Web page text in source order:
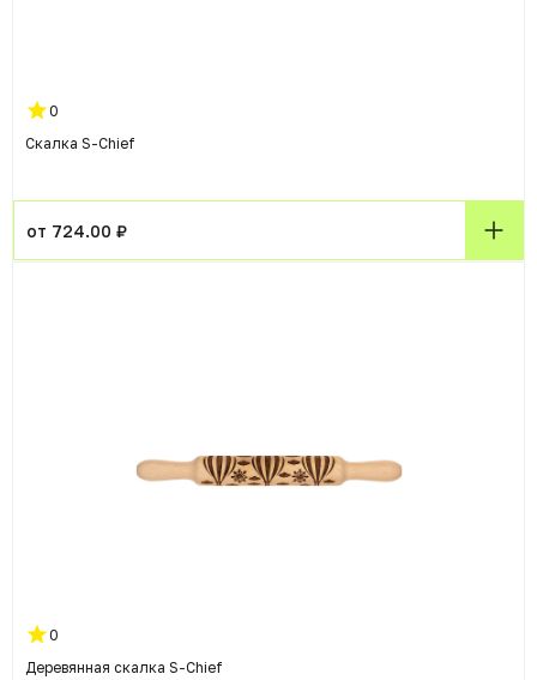
0
Скалка S-Chief
от 724.00 ₽
0
Деревянная скалка S-Chief